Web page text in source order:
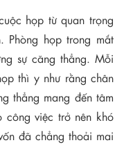
họp từ quan trọng
Phòng họp trong mắt
sự căng thẳng. Mỗi
thì y như rằng chân
thẳng mang đến tâm
công việc trở nên khó
đã chẳng thoải mai